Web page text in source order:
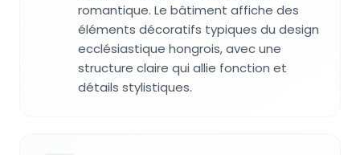
romantique. Le bâtiment affiche des
éléments décoratifs typiques du design
ecclésiastique hongrois, avec une
structure claire qui allie fonction et
détails stylistiques.